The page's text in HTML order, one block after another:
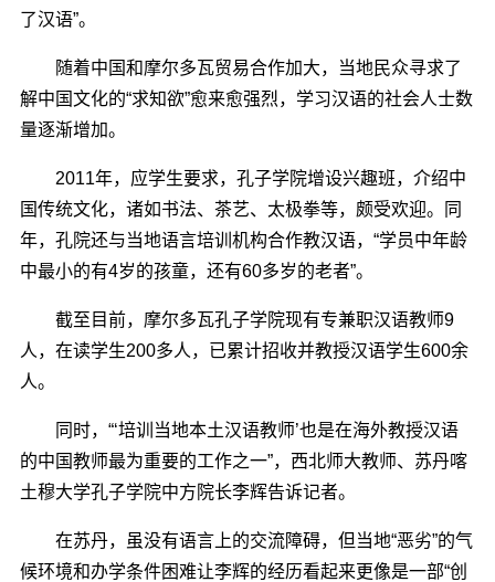
了汉语”。
随着中国和摩尔多瓦贸易合作加大，当地民众寻求了
解中国文化的“求知欲”愈来愈强烈，学习汉语的社会人士数
量逐渐增加。
2011年，应学生要求，孔子学院增设兴趣班，介绍中
国传统文化，诸如书法、茶艺、太极拳等，颇受欢迎。同
年，孔院还与当地语言培训机构合作教汉语，“学员中年龄
中最小的有4岁的孩童，还有60多岁的老者”。
截至目前，摩尔多瓦孔子学院现有专兼职汉语教师9
人，在读学生200多人，已累计招收并教授汉语学生600余
人。
同时，“‘培训当地本土汉语教师’也是在海外教授汉语
的中国教师最为重要的工作之一”，西北师大教师、苏丹喀
土穆大学孔子学院中方院长李辉告诉记者。
在苏丹，虽没有语言上的交流障碍，但当地“恶劣”的气
候环境和办学条件困难让李辉的经历看起来更像是一部“创